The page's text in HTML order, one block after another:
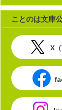
ことのは文庫
X